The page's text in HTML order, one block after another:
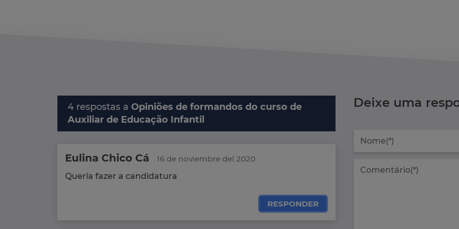
4 respostas a Opiniões de formandos do curso de
Auxiliar de Educação Infantil
Eulina Chico Cá
16 de noviembre del 2020
Queria fazer a candidatura
RESPONDER
Deixe uma